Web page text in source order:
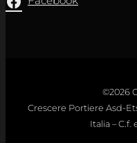
©2026
Crescere Portiere Asd-
Italia – C.f.